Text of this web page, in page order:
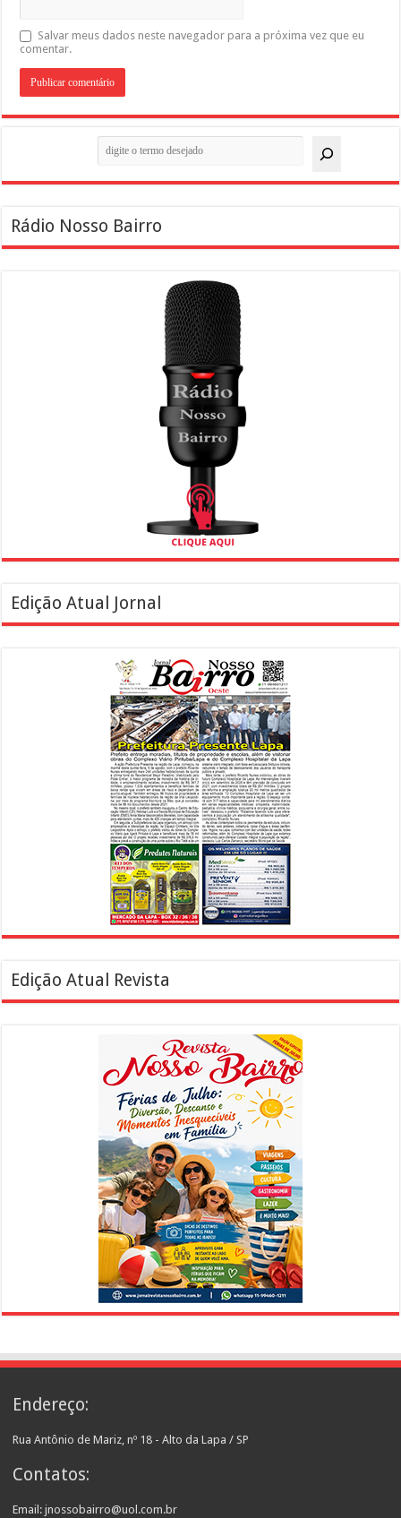
Salvar meus dados neste navegador para a próxima vez que eu
comentar.
Rádio Nosso Bairro
Edição Atual Jornal
Edição Atual Revista
Endereço:
Rua Antônio de Mariz, nº 18 - Alto da Lapa / SP
Contatos:
Email: jnossobairro@uol.com.br